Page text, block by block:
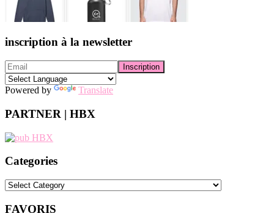
inscription à la newsletter
Powered by Translate
PARTNER | HBX
Categories
Categories
FAVORIS